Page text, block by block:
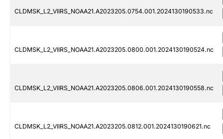
CLDMSK_L2_VIIRS_NOAA21.A2023205.0754.001.2024130190533.nc
CLDMSK_L2_VIIRS_NOAA21.A2023205.0800.001.2024130190524.nc
CLDMSK_L2_VIIRS_NOAA21.A2023205.0806.001.2024130190558.nc
CLDMSK_L2_VIIRS_NOAA21.A2023205.0812.001.2024130190621.nc